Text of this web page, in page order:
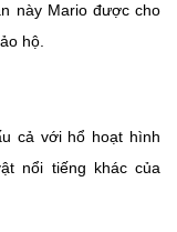
này Mario được cho
hộ.
cả với hổ hoạt hình
nổi tiếng khác của